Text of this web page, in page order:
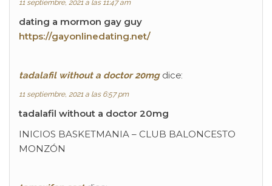
11 septiembre, 2021 a las 11:47 am
dating a mormon gay guy
https://gayonlinedating.net/
tadalafil without a doctor 20mg dice:
11 septiembre, 2021 a las 6:57 pm
tadalafil without a doctor 20mg
INICIOS BASKETMANIA – CLUB BALONCESTO
MONZÓN